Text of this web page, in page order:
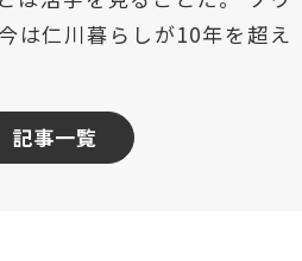
は仁川暮らしが10年を超え
記事一覧